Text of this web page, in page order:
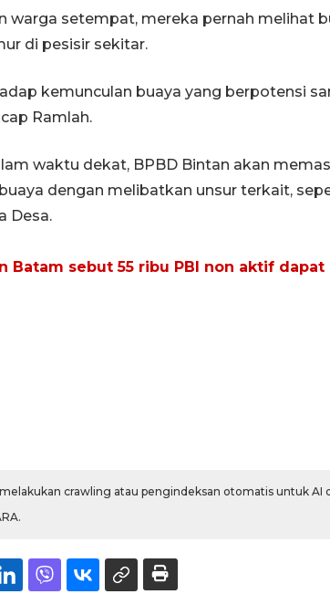
warga setempat, mereka pernah melihat
di pesisir sekitar.
kemunculan buaya yang berpotensi
Ramlah.
waktu dekat, BPBD Bintan akan
dengan melibatkan unsur terkait,
Desa.
Batam sebut 55 ribu PBI non aktif
crawling atau pengindeksan otomatis untuk AI
Distribusi
gunakan mobil